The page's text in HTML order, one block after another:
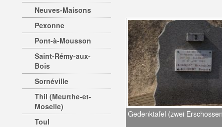
Neuves-Maisons
Pexonne
Pont-à-Mousson
Saint-Rémy-aux-
Bois
Sornéville
Thil (Meurthe-et-
Moselle)
Toul
Gedenktafel (zwei